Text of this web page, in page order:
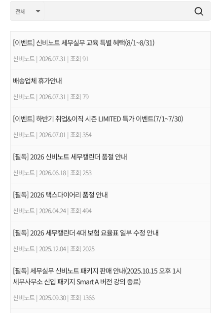
[이벤트] 신비노트 세무실무 교육 특별 혜택(8/1~8/31)
신비노트 | 2026.07.31 | 조회 91
배송업체 휴가안내
신비노트 | 2026.07.31 | 조회 79
[이벤트] 하반기 취업&이직 시즌 LIMITED 특가 이벤트(7/1~7/30)
신비노트 | 2026.07.01 | 조회 354
[필독] 2026 신비노트 세무캘린더 품절 안내
신비노트 | 2026.06.18 | 조회 253
[필독] 2026 택스다이어리 품절 안내
신비노트 | 2026.04.24 | 조회 494
[필독] 2026 세무캘린더 4대 보험 요율표 일부 수정 안내
신비노트 | 2025.12.04 | 조회 2025
[필독] 세무실무 신비노트 패키지 판매 안내(2025.10.15 오후 1시
세무사무소 신입 패키지 Smart A 버전 강의 종료)
신비노트 | 2025.09.30 | 조회 1366